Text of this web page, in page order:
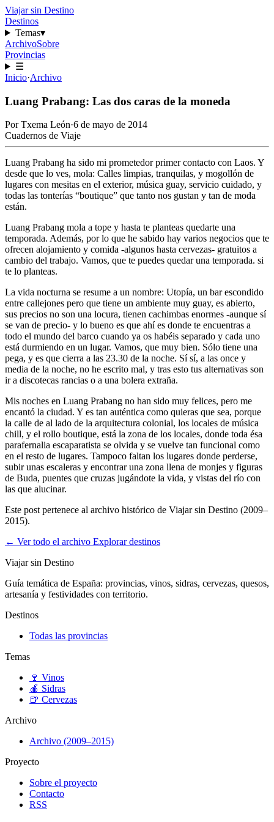
Viajar sin Destino
Destinos
Temas▾
ArchivoSobre
Provincias
☰
Inicio·Archivo
Luang Prabang: Las dos caras de la moneda
PorTxema León·6 de mayo de 2014
Cuadernos de Viaje
Luang Prabang ha sido mi prometedor primer contacto con Laos. Y
desde que lo ves, mola: Calles limpias, tranquilas, y mogollón de
lugares con mesitas en el exterior, música guay, servicio cuidado, y
todas las tonterías “boutique” que tanto nos gustan y tan de moda
están.
Luang Prabang mola a tope y hasta te planteas quedarte una
temporada. Además, por lo que he sabido hay varios negocios que te
ofrecen alojamiento y comida -algunos hasta cervezas- gratuitos a
cambio del trabajo. Vamos, que te puedes quedar una temporada. si
te lo planteas.
La vida nocturna se resume a un nombre: Utopía, un bar escondido
entre callejones pero que tiene un ambiente muy guay, es abierto,
sus precios no son una locura, tienen cachimbas enormes -aunque sí
se van de precio- y lo bueno es que ahí es donde te encuentras a
todo el mundo del barco cuando ya os habéis separado y cada uno
está durmiendo en un lugar. Vamos, que muy bien. Sólo tiene una
pega, y es que cierra a las 23.30 de la noche. Sí sí, a las once y
media de la noche, no he escrito mal, y tras esto tus alternativas son
ir a discotecas rancias o a una bolera extraña.
Mis noches en Luang Prabang no han sido muy felices, pero me
encantó la ciudad. Y es tan auténtica como quieras que sea, porque
la calle de al lado de la arquitectura colonial, los locales de música
chill, y el rollo boutique, está la zona de los locales, donde toda ésa
parafernalia escaparatista se olvida y se vuelve tan funcional como
en el resto de lugares. Tampoco faltan los lugares donde perderse,
subir unas escaleras y encontrar una zona llena de monjes y figuras
de Buda, puentes que cruzas jugándote la vida, y vistas del río con
las que alucinar.
Este post pertenece al archivo histórico de Viajar sin Destino (2009–
2015).
← Ver todo el archivo Explorar destinos
Viajar sin Destino
Guía temática de España: provincias, vinos, sidras, cervezas, quesos,
artesanía y festividades con territorio.
Destinos
Todas las provincias
Temas
🍷 Vinos
🍎 Sidras
🍺 Cervezas
Archivo
Archivo (2009–2015)
Proyecto
Sobre el proyecto
Contacto
RSS